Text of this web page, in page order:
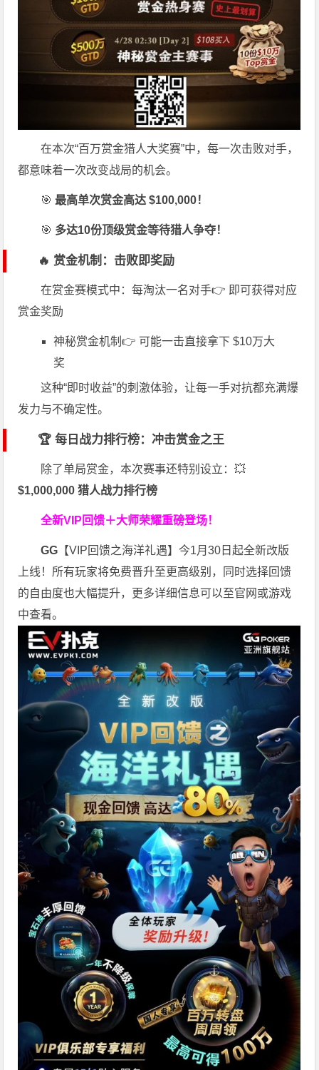
在本次“百万赏金猎人大奖赛”中，每一次击败对手，
都意味着一次改变战局的机会。
🎯最高单次赏金高达 $100,000！
🎯 多达10份顶级赏金等待猎人争夺！
🔥 赏金机制：击败即奖励
在赏金赛模式中：每淘汰一名对手👉 即可获得对应
赏金奖励
神秘赏金机制👉 可能一击直接拿下 $10万大
奖
这种“即时收益”的刺激体验，让每一手对抗都充满爆
发力与不确定性。
🏆 每日战力排行榜：冲击赏金之王
除了单局赏金，本次赛事还特别设立：💥
$1,000,000 猎人战力排行榜
全新VIP回馈＋大师荣耀重磅登场！
GG 【VIP回馈之海洋礼遇】今1月30日起全新改版
上线！所有玩家将免费晋升至更高级别，同时选择回馈
的自由度也大幅提升，更多详细信息可以至官网或游戏
中查看。